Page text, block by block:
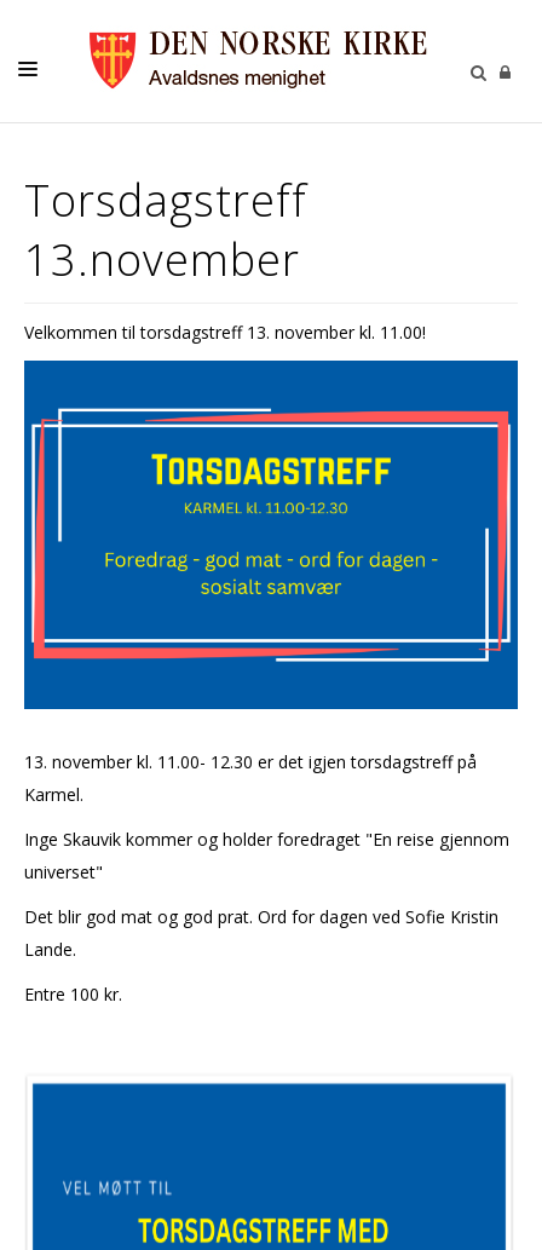
VOKSNE
DÅP KONFIRMASJON BRYLLUP GRAVFERD
GIVERTJENESTE
OM KIRKEN
KALENDER
MENIGHETSBLAD
MELD DEG PÅ
OLAVSDAGENE
Torsdagstreff
13.november
Velkommen til torsdagstreff 13. november kl. 11.00!
13. november kl. 11.00- 12.30 er det igjen torsdagstreff på
Karmel.
Inge Skauvik kommer og holder foredraget "En reise gjennom
universet"
Det blir god mat og god prat. Ord for dagen ved Sofie Kristin
Lande.
Entre 100 kr.